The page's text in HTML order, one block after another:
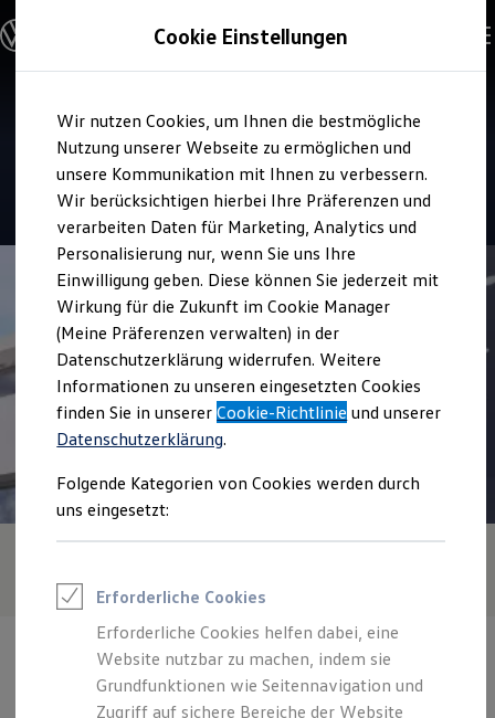
Hauptinhalt
springen
Footer
springen
Modelle und Konfigurator
Konfigurator
Modelle vergleichen
Elektroautos
ENERGY Sondermodelle
Nutzfahrzeuge
SUV und CUV
Familienautos
Kombis
Kompaktwagen
Sportwagen
Schnell verfügbare Fahrzeuge
Angebote und Produkte
Aktuelle Angebote
E-Auto-Förderung
Volkswagen Marktplatz
Die ENERGY Sondermodelle
Junge Gebrauchtwagen und Gebrauchtwagen
Volkswagen Zertifizierte Gebrauchtwagen
Elektromobilität bei Gebrauchtwagen
Saisonangebote
Reifenpakete
Leasing
Leasing-Angebote
Elektroauto Leasing
Kleinwagen-Leasing
Leasing ohne Anzahlung
Finanzierung
Autokredit mit Schlussrate
Versicherungen und Garantien
Service
Autohaus Kornkoog
4.8|49 Bewertungen
Cookie Einstellungen
Wir nutzen Cookies, um Ihnen die bestmögliche
Nutzung unserer Webseite zu ermöglichen und
unsere Kommunikation mit Ihnen zu verbessern.
Wir berücksichtigen hierbei Ihre Präferenzen und
verarbeiten Daten für Marketing, Analytics und
Personalisierung nur, wenn Sie uns Ihre
Einwilligung geben. Diese können Sie jederzeit mit
Wirkung für die Zukunft im Cookie Manager
(Meine Präferenzen verwalten) in der
Datenschutzerklärung widerrufen. Weitere
Informationen zu unseren eingesetzten Cookies
finden Sie in unsererCookie-Richtlinie und unserer
Datenschutzerklärung.
Folgende Kategorien von Cookies werden durch
uns eingesetzt:
Erforderliche Cookies
Erforderliche Cookies helfen dabei, eine
Website nutzbar zu machen, indem sie
Grundfunktionen wie Seitennavigation und
Zugriff auf sichere Bereiche der Website